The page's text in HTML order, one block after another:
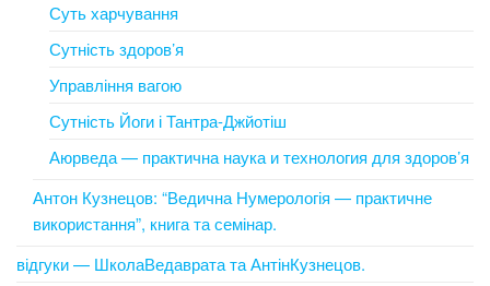
Суть харчування
Сутність здоров’я
Управління вагою
Сутність Йоги і Тантра-Джйотіш
Аюрведа — практична наука и технология для здоров’я
Антон Кузнецов: “Ведична Нумерологія — практичне
використання”, книга та семінар.
відгуки — ШколаВедаврата та АнтінКузнецов.